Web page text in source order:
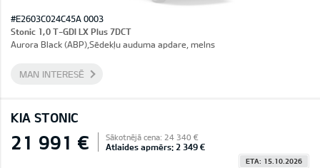
#E2603C024C45A 0003
Stonic 1,0 T-GDI LX Plus 7DCT
Aurora Black (ABP),Sēdekļu auduma apdare, melns
MAN INTERESĒ
KIA STONIC
21 991 € Sākotnējā cena: 24 340 €
Atlaides apmērs: 2 349 €
ETA: 15.10.2026